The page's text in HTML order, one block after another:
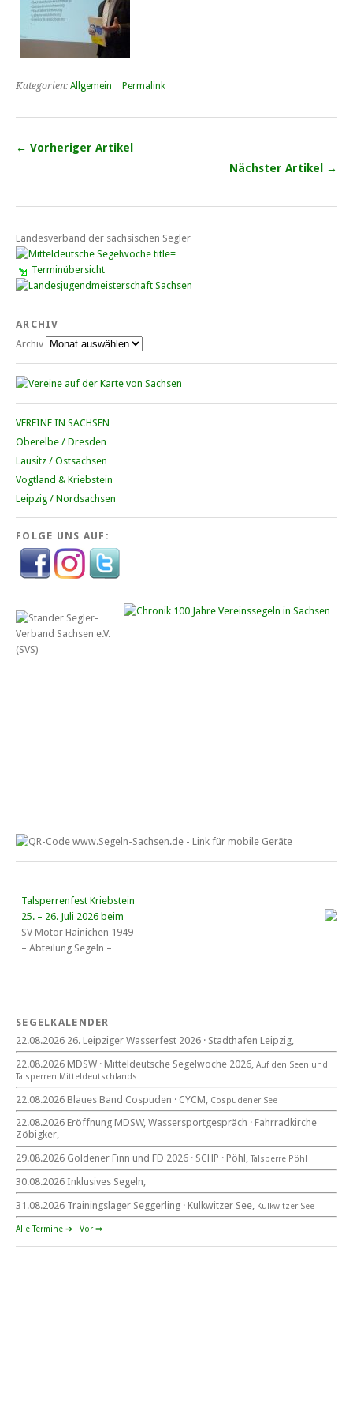
Kategorien: Allgemein Permalink
← Vorheriger Artikel
Nächster Artikel →
Landesverband der sächsischen Segler
Terminübersicht
ARCHIV
Archiv
VEREINE IN SACHSEN
Oberelbe / Dresden
Lausitz / Ostsachsen
Vogtland & Kriebstein
Leipzig / Nordsachsen
FOLGE UNS AUF:
Talsperrenfest Kriebstein
25. – 26. Juli 2026 beim
SV Motor Hainichen 1949
– Abteilung Segeln –
Eröffnung MDSW
11°° Uhr Fahrrad­kirche Markkleeberg
Blaues Band Cospudener See
22. August 2026
beim CYCM
für alle Segler am See
Mitteldeutsche Segelwoche
22. – 30. August 2026 in Sachsen · Thüringen · Sachsen Anhalt
SEGELKALENDER
22.08.2026 26. Leipziger Wasserfest 2026 · Stadthafen Leipzig,
22.08.2026 MDSW · Mitteldeutsche Segelwoche 2026, Auf den Seen und
Tal­sperren Mittel­deut­sch­lands
22.08.2026 Blaues Band Cospuden · CYCM, Cospudener See
22.08.2026 Eröffnung MDSW, Wassersportgespräch · Fahrradkirche
Zöbigker,
29.08.2026 Goldener Finn und FD 2026 · SCHP · Pöhl, Talsperre Pöhl
30.08.2026 Inklusives Segeln,
31.08.2026 Trainingslager Seggerling · Kulkwitzer See, Kulkwitzer See
Alle Termine ➔ Vor ⇒